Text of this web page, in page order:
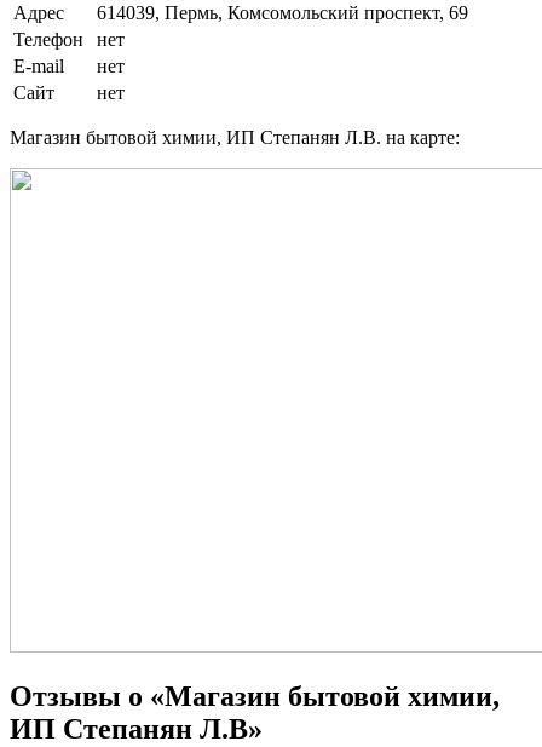
Адрес
614039, Пермь, Комсомольский проспект, 69
Телефон
нет
E-mail
нет
Сайт
нет
Магазин бытовой химии, ИП Степанян Л.В. на карте:
Отзывы о «Магазин бытовой химии,
ИП Степанян Л.В»